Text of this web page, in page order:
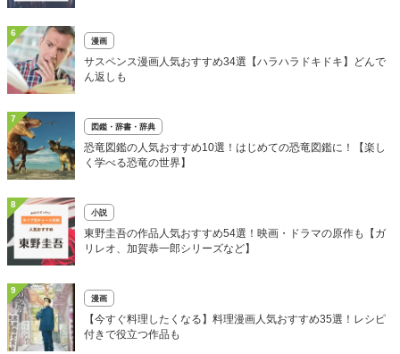
6
漫画
サスペンス漫画人気おすすめ34選【ハラハラドキドキ】どんで
ん返しも
7
図鑑・辞書・辞典
恐竜図鑑の人気おすすめ10選！はじめての恐竜図鑑に！【楽し
く学べる恐竜の世界】
8
小説
東野圭吾の作品人気おすすめ54選！映画・ドラマの原作も【ガ
リレオ、加賀恭一郎シリーズなど】
9
漫画
【今すぐ料理したくなる】料理漫画人気おすすめ35選！レシピ
付きで役立つ作品も